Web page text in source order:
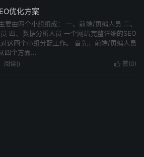
优化方案
要由四个小组组成： 一、前端/页编人员 二、
四、数据分析人员 一个网站完整详细的SEO
这四个小组分配工作。 首先，前端/页编人员
四个方面...
 赞(0)
阅读()